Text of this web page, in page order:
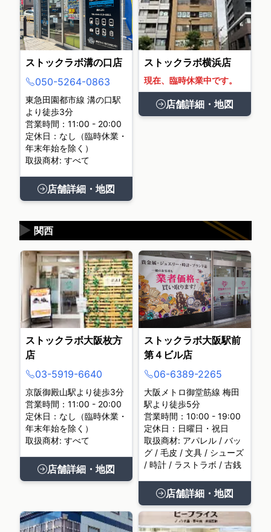
ストックラボ溝の口店
050-5264-0863
東急田園都市線 溝の口駅
より徒歩3分
営業時間：11:00 - 20:00
定休日：なし（臨時休業・
年末年始を除く）
取扱商材: すべて
店舗詳細・地図
ストックラボ横浜店
現在、臨時休業中です。
店舗詳細・地図
関西
▶
ストックラボ大阪枚方
店
03-5919-6640
京阪御殿山駅より徒歩3分
営業時間：11:00 - 20:00
定休日：なし（臨時休業・
年末年始を除く）
取扱商材: すべて
店舗詳細・地図
ストックラボ大阪駅前
第４ビル店
06-6389-2265
大阪メトロ御堂筋線 梅田
駅より徒歩5分
営業時間：10:00 - 19:00
定休日：日曜日・祝日
取扱商材: アパレル / バッ
グ / 毛皮 / 文具 / シューズ
/ 時計 / ラストラボ / 古銭
店舗詳細・地図